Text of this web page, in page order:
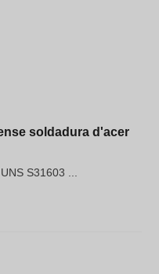
soldadura d'acer
S31603 ...